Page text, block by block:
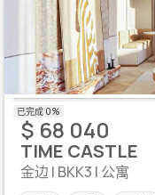
$ 68 040
TIME CASTLE
金边 | BKK3 | 公寓